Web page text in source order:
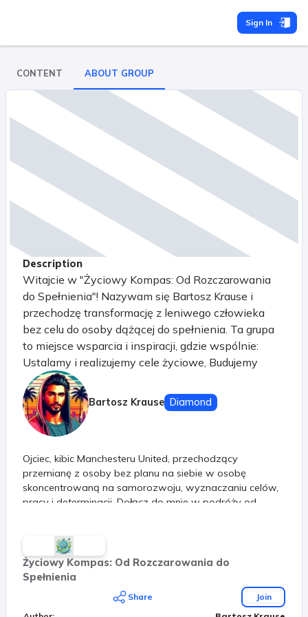
Sign In
CONTENT ABOUT GROUP
Description
Witajcie w "Życiowy Kompas: Od Rozczarowania
do Spełnienia"! Nazywam się Bartosz Krause i
przechodzę transformację z leniwego człowieka
bez celu do osoby dążącej do spełnienia. Ta grupa
to miejsce wsparcia i inspiracji, gdzie wspólnie:
Ustalamy i realizujemy cele życiowe, Budujemy
pozytywny mindset, Przezwyciężamy trudności,
Czerpiemy inspirację z historii sukcesu Jima Rohna i
Denzela Washingtona. Znajdziesz tu motywujące
posty, artykuły edukacyjne i wsparcie od innych
razem osiągajmy cele oraz szczęście w życiu.
Razem możemy więcej!
Bartosz Krause Diamond
Ojciec, kibic Manchesteru United, przechodzący
przemianę z osoby bez planu na siebie w osobę
skoncentrowaną na samorozwoju, wyznaczaniu celów,
pracy i determinacji. Dołącz do mnie w podróży od
Życiowy Kompas: Od Rozczarowania do
Spełnienia
Share
Join